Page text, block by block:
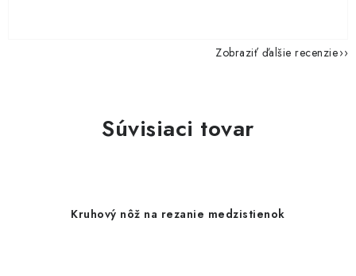
Zobraziť ďalšie recenzie
Súvisiaci tovar
Kruhový nôž na rezanie medzistienok